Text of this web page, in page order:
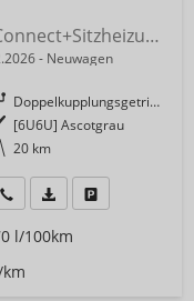
Trend 115PS DSG AppConnect+Sitzheizung+PDC+Alu16+LED+DAB+FrontAssist
Neuwagen
Doppelkupplungsgetriebe (DSG)
[6U6U] Ascotgrau
20 km
Wir rufen Sie an
Fahrzeugexposé (PDF)
Fahrzeug parken
l/100km